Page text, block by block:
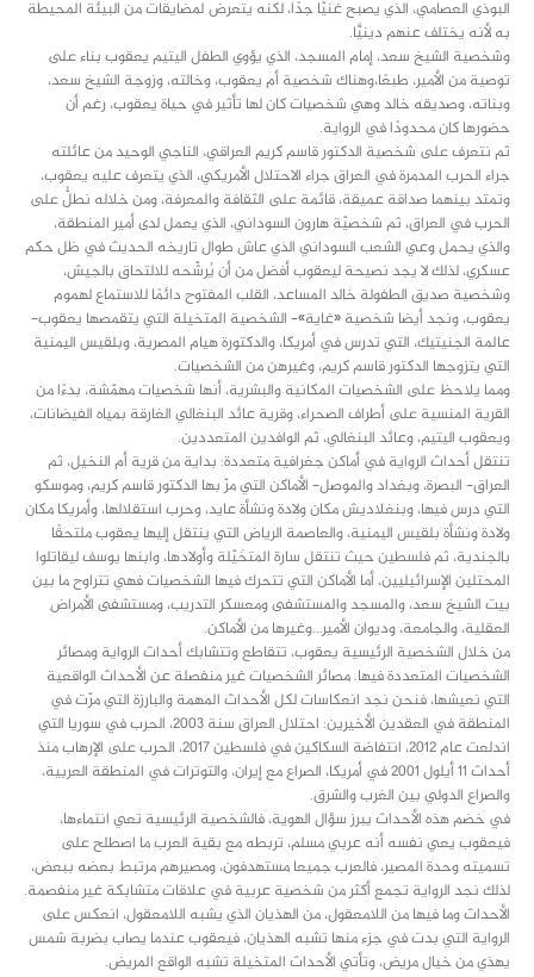
البوذي العصامي، الذي يصبح غنيّا جدًا، لكنه يتعرض لمضايقات من البيئة المحيطة
به لأنه يختلف عنهم دينيًّا.
وشخصية الشيخ سعد، إمام المسجد، الذي يؤوي الطفل اليتيم يعقوب بناء على
توصية من الأمير، طبعًا،وهناك شخصية أم يعقوب، وخالته، وزوجة الشيخ سعد،
وبناته، وصديقه خالد وهي شخصيات كان لها تأثير في حياة يعقوب، رغم أن
حضورها كان محدودًا في الرواية.
ثم نتعرف على شخصية الدكتور قاسم كريم العراقي، الناجي الوحيد من عائلته
جراء الحرب المدمرة في العراق جراء الاحتلال الأمريكي، الذي يتعرف عليه يعقوب،
وتمتد بينهما صداقة عميقة، قائمة على الثقافة والمعرفة، ومن خلاله نطلُّ على
الحرب في العراق، ثم شخصيّة هارون السوداني، الذي يعمل لدى أمير المنطقة،
والذي يحمل وعي الشعب السوداني الذي عاش طوال تاريخه الحديث في ظل حكم
عسكري، لذلك لا يجد نصيحة ليعقوب أفضل من أن يُرشّحه للالتحاق بالجيش،
وشخصية صديق الطفولة خالد المساعد، القلب المفتوح دائمًا للاستماع لهموم
يعقوب، ونجد أيضا شخصية «غاية»- الشخصية المتخيلة التي يتقمصها يعقوب-
عالمة الجنيتيك، التي تدرس في أمريكا، والدكتورة هيام المصرية، وبلقيس اليمنية
التي يتزوجها الدكتور قاسم كريم، وغيرهن من الشخصيات.
ومما يلاحظ على الشخصيات المكانية والبشرية، أنها شخصيات مهمّشة، بدءًا من
القرية المنسية على أطراف الصحراء، وقرية عائد البنغالي الغارقة بمياه الفيضانات،
ويعقوب اليتيم، وعائد البنغالي، ثم الوافدين المتعددين.
تنتقل أحداث الرواية في أماكن جغرافية متعددة: بداية من قرية أم النخيل، ثم
العراق- البصرة، وبغداد والموصل- الأماكن التي مرّ بها الدكتور قاسم كريم، وموسكو
التي درس فيها، وبنغلاديش مكان ولادة ونشأة عايد، وحرب استقلالها، وأمريكا مكان
ولادة ونشأة بلقيس اليمنية، والعاصمة الرياض التي ينتقل إليها يعقوب ملتحقًا
بالجندية، ثم فلسطين حيث تنتقل سارة المتخَيّلة وأولادها، وابنها يوسف ليقاتلوا
المحتلين الإسرائيليين، أما الأماكن التي تتحرك فيها الشخصيات فهي تتراوح ما بين
بيت الشيخ سعد، والمسجد والمستشفى ومعسكر التدريب، ومستشفى الأمراض
العقلية، والجامعة، وديوان الأمير…وغيرها من الأماكن.
من خلال الشخصية الرئيسية يعقوب، تتقاطع وتتشابك أحداث الرواية ومصائر
الشخصيات المتعددة فيها. مصائر الشخصيات غير منفصلة عن الأحداث الواقعية
التي نعيشها، فنحن نجد انعكاسات لكل الأحداث المهمة والبارزة التي مرّت في
المنطقة في العقدين الأخيرين: احتلال العراق سنة 2003، الحرب في سوريا التي
اندلعت عام 2012، انتفاضة السكاكين في فلسطين 2017، الحرب على الإرهاب منذ
أحداث 11 أيلول 2001 في أمريكا، الصراع مع إيران، والتوترات في المنطقة العربية،
والصراع الدولي بين الغرب والشرق.
في خضم هذه الأحداث يبرز سؤال الهوية، فالشخصية الرئيسية تعي انتماءها،
فيعقوب يعي نفسه أنه عربي مسلم، تربطه مع بقية العرب ما اصطلح على
تسميته وحدة المصير، فالعرب جميعا مستهدفون، ومصيرهم مرتبط بعضه ببعض،
لذلك نجد الرواية تجمع أكثر من شخصية عربية في علاقات متشابكة غير منفصمة.
الأحداث وما فيها من اللامعقول، من الهذيان الذي يشبه اللامعقول، انعكس على
الرواية التي بدت في جزء منها تشبه الهذيان، فيعقوب عندما يصاب بضربة شمس
يهذي من خيال مريض، وتأتي الأحداث المتخيلة تشبه الواقع المريض.